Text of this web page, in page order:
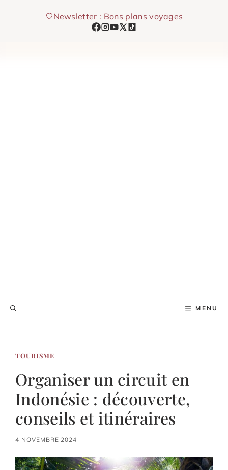
Newsletter : Bons plans voyages
MENU
TOURISME
Organiser un circuit en
Indonésie : découverte,
conseils et itinéraires
4 NOVEMBRE 2024